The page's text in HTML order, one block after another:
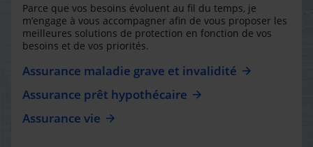
Parce que vos besoins évoluent au fil du temps, je
m’engage à vous accompagner afin de vous proposer les
meilleures solutions de protection en fonction de vos
besoins et de vos priorités.
Assurance maladie grave et invalidité
Assurance prêt hypothécaire
Assurance vie